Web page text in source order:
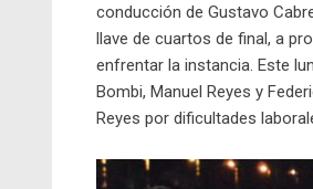
conducción de Gustavo
llave de cuartos de final, a
enfrentar la instancia. Este
Bombi, Manuel Reyes y
Reyes por dificultades